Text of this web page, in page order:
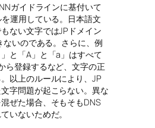
ガイドラインに基付いて
運用している。日本語文
ない文字ではJPドメイン
ないのである。さらに、例
と「A」と「a」はすべて
ら登録するなど、文字の正
以上のルールにより、JP
字問題が起こらない。異な
ぜた場合、そもそもDNS
いないためだ。